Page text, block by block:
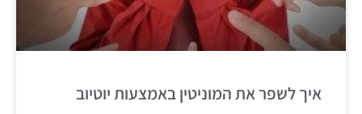
איך לשפר את המוניטין באמצעות יוטיוב